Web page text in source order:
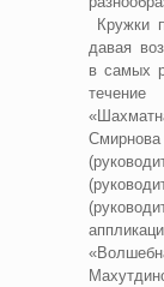
Кружки
давая
в самых